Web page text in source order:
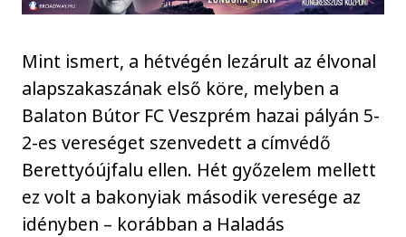
Mint ismert, a hétvégén lezárult az élvonal
alapszakaszának első köre, melyben a
Balaton Bútor FC Veszprém hazai pályán 5-
2-es vereséget szenvedett a címvédő
Berettyóújfalu ellen. Hét győzelem mellett
ez volt a bakonyiak második veresége az
idényben – korábban a Haladás